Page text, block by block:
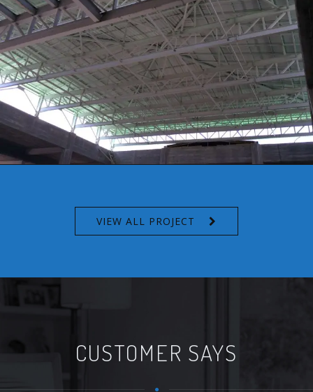
VIEW ALL PROJECT
CUSTOMER SAYS